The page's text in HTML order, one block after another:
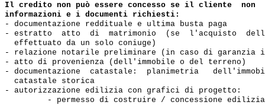
Il credito non può essere concesso se il cliente  non
informazioni e i documenti richiesti:
- documentazione reddituale e ultima busta paga
- estratto  atto  di  matrimonio  (se  l'acquisto
  effettuato da un solo coniuge)
- relazione notarile preliminare (in caso di garanzia
- atto di provenienza (dell'immobile o del terreno)
- documentazione  catastale:  planimetria
  catastale storica
- autorizzazione edilizia con grafici di progetto:
         - permesso di costruire / concessione edilizia